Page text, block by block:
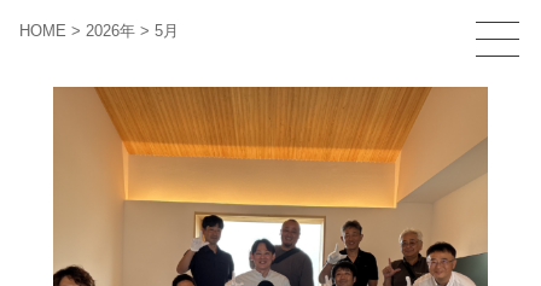
HOME > 2026年 > 5月